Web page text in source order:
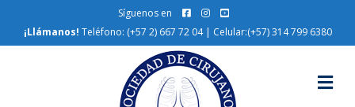
Síguenos en
¡Llámanos! Teléfono: (+57 2) 667 72 04 | Celular:(+57) 314 799 6380
M
e